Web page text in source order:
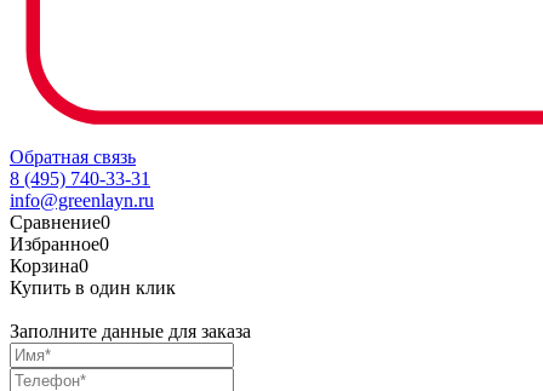
Обратная связь
8 (495) 740-33-31
info@greenlayn.ru
Сравнение0
Избранное0
Корзина0
Купить в один клик
Заполните данные для заказа